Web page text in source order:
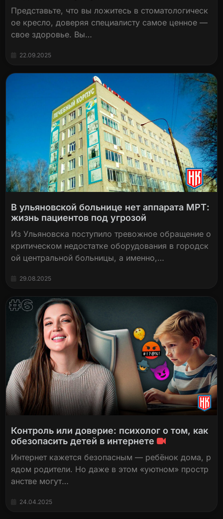
Представьте, что вы ложитесь в стоматологическ
ое кресло, доверяя специалисту самое ценное —
свое здоровье. Вы…
22.09.2025
В ульяновской больнице нет аппарата МРТ:
жизнь пациентов под угрозой
Из Ульяновска поступило тревожное обращение о
критическом недостатке оборудования в городск
ой центральной больницы, а именно,…
29.08.2025
Контроль или доверие: психолог о том, как
обезопасить детей в интернете
Интернет кажется безопасным — ребёнок дома, р
ядом родители. Но даже в этом «уютном» простр
анстве могут…
24.04.2025